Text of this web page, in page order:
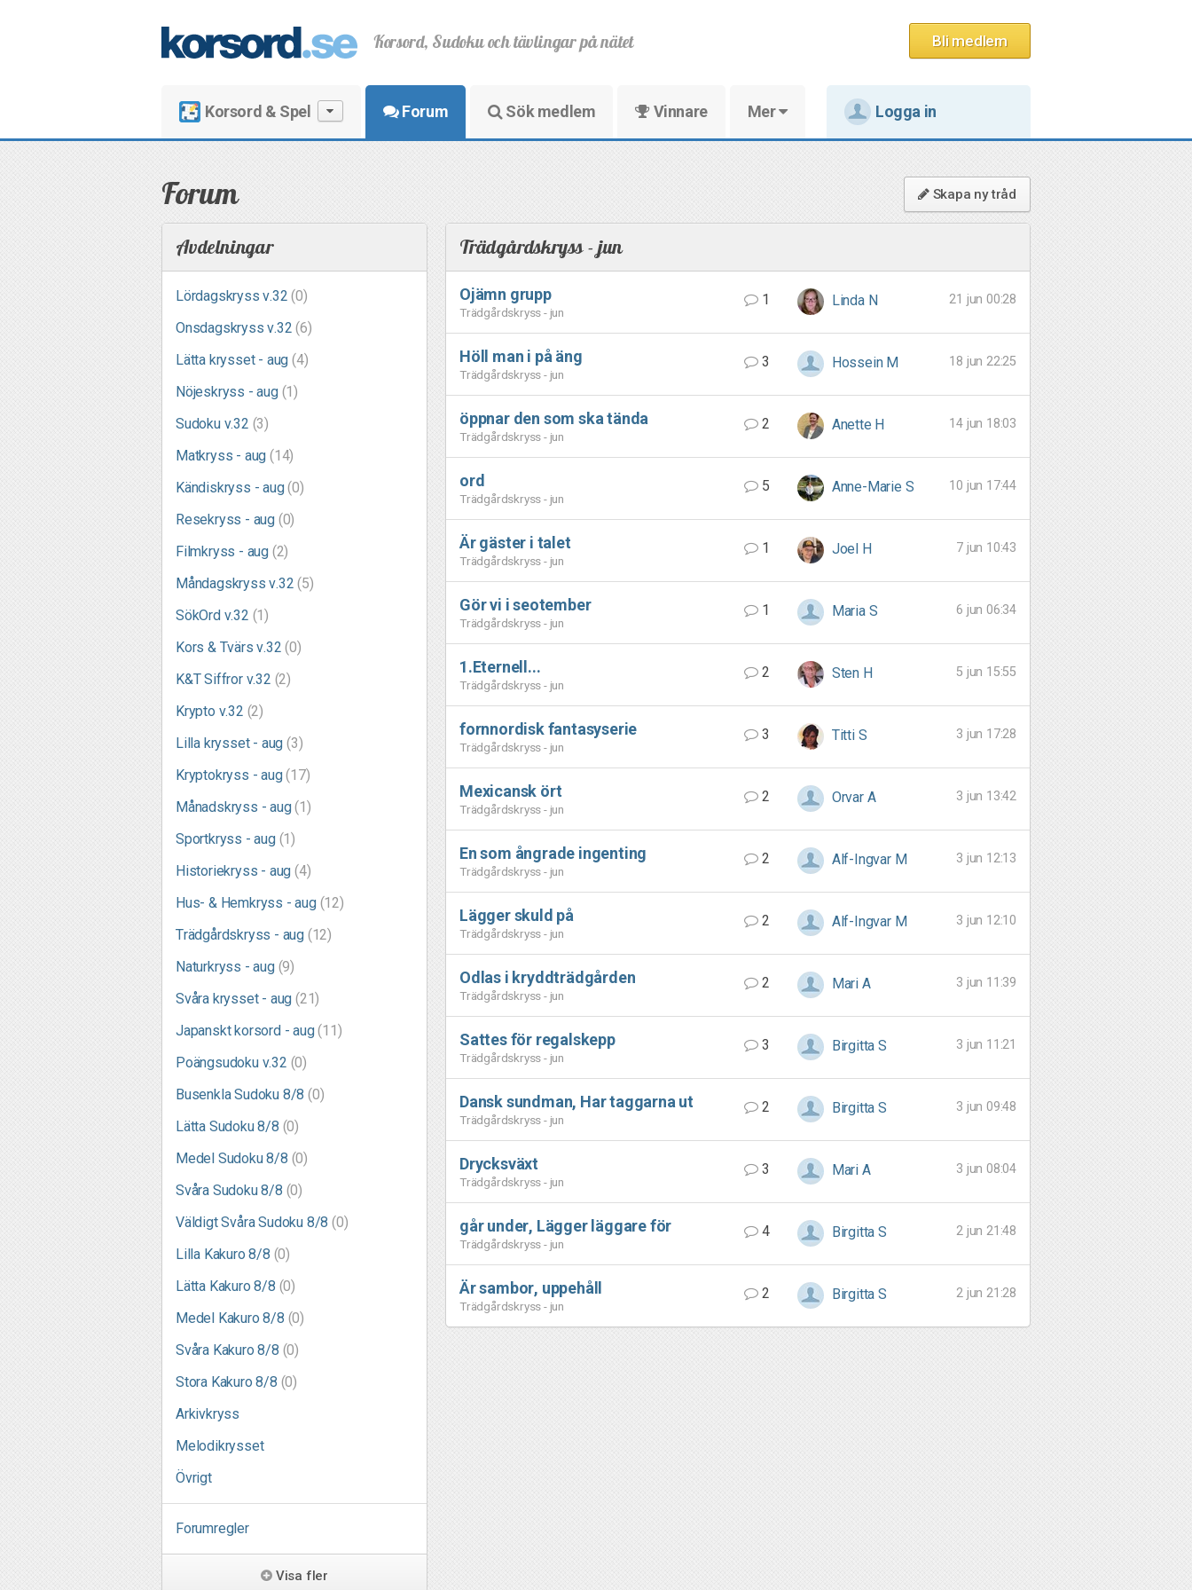
Bli medlem
Korsord, Sudoku och tävlingar på nätet
Korsord & Spel Forum Sök medlem Vinnare Mer Logga in
Skapa ny tråd
Forum
Avdelningar
Lördagskryss v.32(0)
Onsdagskryss v.32(6)
Lätta krysset - aug(4)
Nöjeskryss - aug (1)
Sudoku v.32 (3)
Matkryss - aug(14)
Kändiskryss - aug(0)
Resekryss - aug (0)
Filmkryss - aug (2)
Måndagskryss v.32(5)
SökOrd v.32 (1)
Kors & Tvärs v.32(0)
K&T Siffror v.32 (2)
Krypto v.32 (2)
Lilla krysset - aug(3)
Kryptokryss - aug(17)
Månadskryss - aug(1)
Sportkryss - aug (1)
Historiekryss - aug(4)
Hus- & Hemkryss - aug (12)
Trädgårdskryss - aug (12)
Naturkryss - aug (9)
Svåra krysset - aug(21)
Japanskt korsord - aug(11)
Poängsudoku v.32 (0)
Busenkla Sudoku 8/8(0)
Lätta Sudoku 8/8 (0)
Medel Sudoku 8/8 (0)
Svåra Sudoku 8/8 (0)
Väldigt Svåra Sudoku 8/8(0)
Lilla Kakuro 8/8 (0)
Lätta Kakuro 8/8 (0)
Medel Kakuro 8/8 (0)
Svåra Kakuro 8/8 (0)
Stora Kakuro 8/8 (0)
Arkivkryss
Melodikrysset
Övrigt
Forumregler
Visa fler
Trädgårdskryss - jun
Ojämn grupp
Trädgårdskryss - jun
1 Linda N 21 jun 00:28
Höll man i på äng
Trädgårdskryss - jun
3 Hossein M 18 jun 22:25
öppnar den som ska tända
Trädgårdskryss - jun
2 Anette H 14 jun 18:03
ord
Trädgårdskryss - jun
5 Anne-Marie S 10 jun 17:44
Är gäster i talet
Trädgårdskryss - jun
1 Joel H 7 jun 10:43
Gör vi i seotember
Trädgårdskryss - jun
1 Maria S 6 jun 06:34
1.Eternell...
Trädgårdskryss - jun
2 Sten H 5 jun 15:55
fornnordisk fantasyserie
Trädgårdskryss - jun
3 Titti S 3 jun 17:28
Mexicansk ört
Trädgårdskryss - jun
2 Orvar A 3 jun 13:42
En som ångrade ingenting
Trädgårdskryss - jun
2 Alf-Ingvar M 3 jun 12:13
Lägger skuld på
Trädgårdskryss - jun
2 Alf-Ingvar M 3 jun 12:10
Odlas i kryddträdgården
Trädgårdskryss - jun
2 Mari A 3 jun 11:39
Sattes för regalskepp
Trädgårdskryss - jun
3 Birgitta S 3 jun 11:21
Dansk sundman, Har taggarna ut
Trädgårdskryss - jun
2 Birgitta S 3 jun 09:48
Drycksväxt
Trädgårdskryss - jun
3 Mari A 3 jun 08:04
går under, Lägger läggare för
Trädgårdskryss - jun
4 Birgitta S 2 jun 21:48
Är sambor, uppehåll
Trädgårdskryss - jun
2 Birgitta S 2 jun 21:28